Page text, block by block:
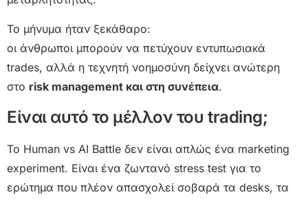
Το μήνυμα ήταν ξεκάθαρο:
οι άνθρωποι μπορούν να πετύχουν εντυπωσιακά
trades, αλλά η τεχνητή νοημοσύνη δείχνει ανώτερη
στο risk management και στη συνέπεια.
Είναι αυτό το μέλλον του trading;
Το Human vs AI Battle δεν είναι απλώς ένα marketing
experiment. Είναι ένα ζωντανό stress test για το
ερώτημα που πλέον απασχολεί σοβαρά τα desks, τα